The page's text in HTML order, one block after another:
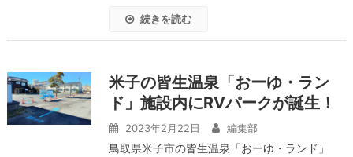
続きを読む
米子の皆生温泉「おーゆ・ラン
ド」施設内にRVパークが誕生！
2023年2月22日 編集部
鳥取県米子市の皆生温泉「おーゆ・ランド」